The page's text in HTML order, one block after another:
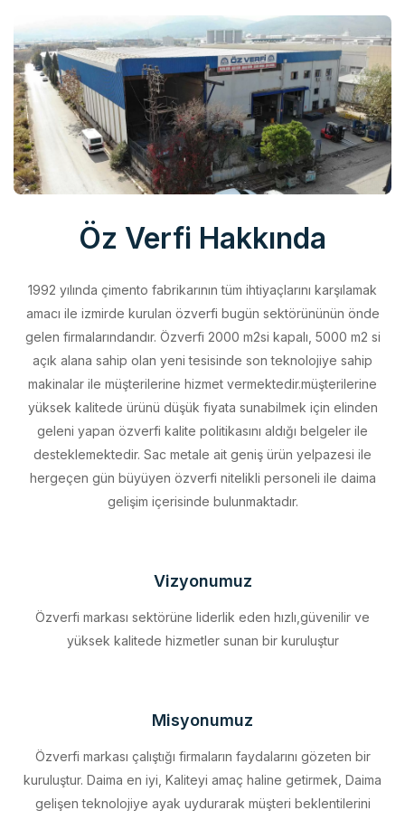
Öz Verfi Hakkında
1992 yılında çimento fabrikarının tüm ihtiyaçlarını karşılamak
gelen firmalarındandır. Özverfi 2000 m2si kapalı, 5000 m2 si
açık alana sahip olan yeni tesisinde son teknolojiye sahip
makinalar ile müşterilerine hizmet vermektedir.müşterilerine
yüksek kalitede ürünü düşük fiyata sunabilmek için elinden
geleni yapan özverfi kalite politikasını aldığı belgeler ile
desteklemektedir. Sac metale ait geniş ürün yelpazesi ile
hergeçen gün büyüyen özverfi nitelikli personeli ile daima
gelişim içerisinde bulunmaktadır.
Özverfi markası sektörüne liderlik eden hızlı,güvenilir ve
Özverfi markası çalıştığı firmaların faydalarını gözeten bir
gelişen teknolojiye ayak uydurarak müşteri beklentilerini
eksiksiz karşılamak, Sürdürülebilir kalkınmayı firma profili haline
getirmek, bizi biz yapan kurallardır